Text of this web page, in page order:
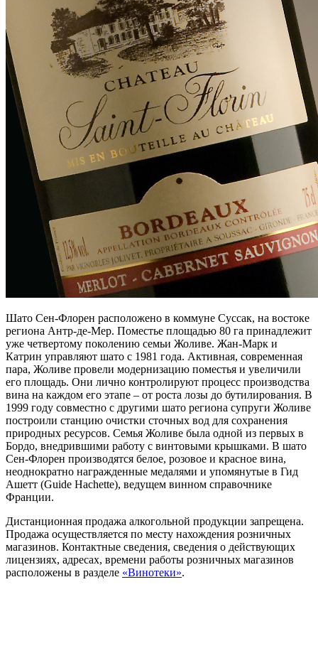
Шато Сен-Флорен расположено в коммуне Суссак, на востоке
региона Антр-де-Мер. Поместье площадью 80 га принадлежит
уже четвертому поколению семьи Жоливе. Жан-Марк и
Катрин управляют шато с 1981 года. Активная, современная
пара, Жоливе провели модернизацию поместья и увеличили
его площадь. Они лично контролируют процесс производства
вина на каждом его этапе – от роста лозы до бутилирования. В
1999 году совместно с другими шато региона супруги Жоливе
построили станцию очистки сточных вод для сохранения
природных ресурсов. Семья Жоливе была одной из первых в
Бордо, внедрившими работу с винтовыми крышками. В шато
Сен-Флорен производятся белое, розовое и красное вина,
неоднократно награжденные медалями и упомянутые в Гид
Ашетт (Guide Hachette), ведущем винном справочнике
Франции.
Дистанционная продажа алкогольной продукции запрещена.
Продажа осуществляется по месту нахождения розничных
магазинов. Контактные сведения, сведения о действующих
лицензиях, адресах, времени работы розничных магазинов
расположены в разделе «Винотеки».